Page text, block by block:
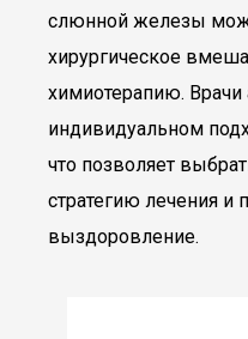
слюнной железы
хирургическое
химиотерапию.
индивидуальном
что позволяет
стратегию лечения
выздоровление.